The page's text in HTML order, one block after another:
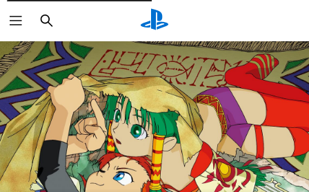
Rechercher